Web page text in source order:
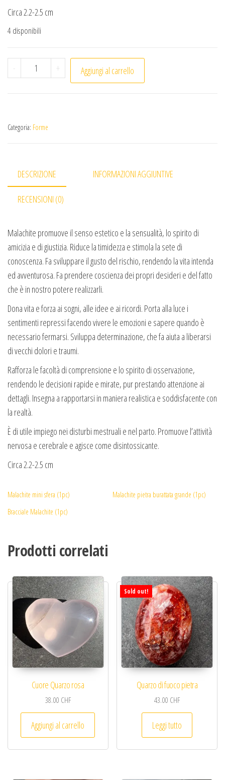
Circa 2.2-2.5 cm
4 disponibili
- Esagono Malachite (1pc) quantità
+ Aggiungi al carrello
Categoria: Forme
DESCRIZIONE INFORMAZIONI AGGIUNTIVE
RECENSIONI (0)
Malachite promuove il senso estetico e la sensualità, lo spirito di
amicizia e di giustizia. Riduce la timidezza e stimola la sete di
conoscenza. Fa sviluppare il gusto del rischio, rendendo la vita intenda
ed avventurosa. Fa prendere coscienza dei propri desideri e del fatto
che è in nostro potere realizzarli.
Dona vita e forza ai sogni, alle idee e ai ricordi. Porta alla luce i
sentimenti repressi facendo vivere le emozioni e sapere quando è
necessario fermarsi. Sviluppa determinazione, che fa aiuta a liberarsi
di vecchi dolori e traumi.
Rafforza le facoltà di comprensione e lo spirito di osservazione,
rendendo le decisioni rapide e mirate, pur prestando attenzione ai
dettagli. Insegna a rapportarsi in maniera realistica e soddisfacente con
la realtà.
È di utile impiego nei disturbi mestruali e nel parto. Promuove l’attività
nervosa e cerebrale e agisce come disintossicante.
Circa 2.2-2.5 cm
Malachite mini sfera (1pc)
Malachite pietra burattata grande (1pc)
Bracciale Malachite (1pc)
Prodotti correlati
Cuore Quarzo rosa
38.00 CHF
Aggiungi al carrello
Sold out!
Quarzo di fuoco pietra
43.00 CHF
Leggi tutto